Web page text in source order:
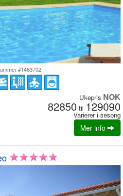
#1463702
Ukepris NOK
82850 til 129090
Varierer i sesong
Mer info